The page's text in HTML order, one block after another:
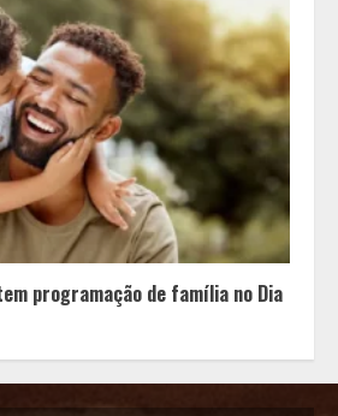
programação de família no Dia